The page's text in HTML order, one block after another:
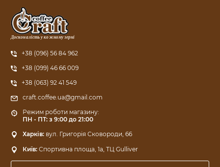
Досконалість у кожному зерні
+38 (096) 56 84 962
+38 (099) 46 66 009
+38 (063) 92 41 549
craft.coffee.ua@gmail.com
Режим роботи магазину:
ПН - ПТ: з 9:00 до 21:00
Харків: вул. Григорія Сковороди, 66
Київ: Спортивна площа, 1a, ТЦ Gulliver